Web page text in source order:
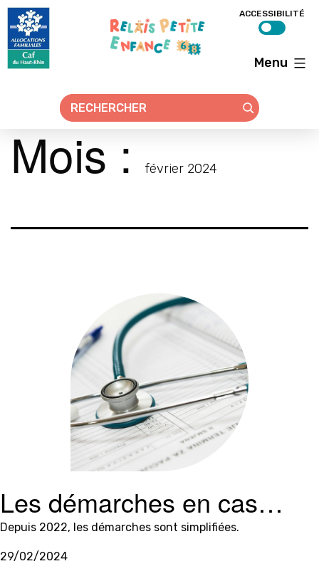
Relais
Menu
ACCESSIBILITÉ
Mois : février 2024
Les démarches en cas
d’arrêt de travail
Depuis 2022, les démarches sont simplifiées.
29/02/2024